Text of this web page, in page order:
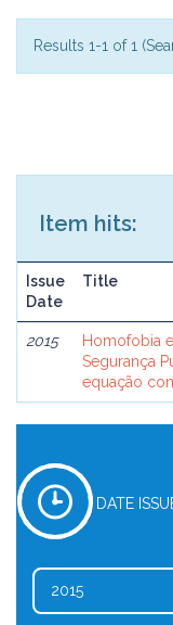
Results 1-1 of 1
Item hits:
Issue
Date
Title
2015
Homofobia
Segurança
equação
DATE
2015